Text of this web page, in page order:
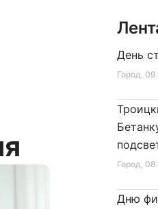
Город,
День
Город,
Дню